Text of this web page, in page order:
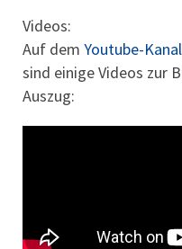
Videos:
Auf dem Youtube-
sind einige Videos zur
Auszug: